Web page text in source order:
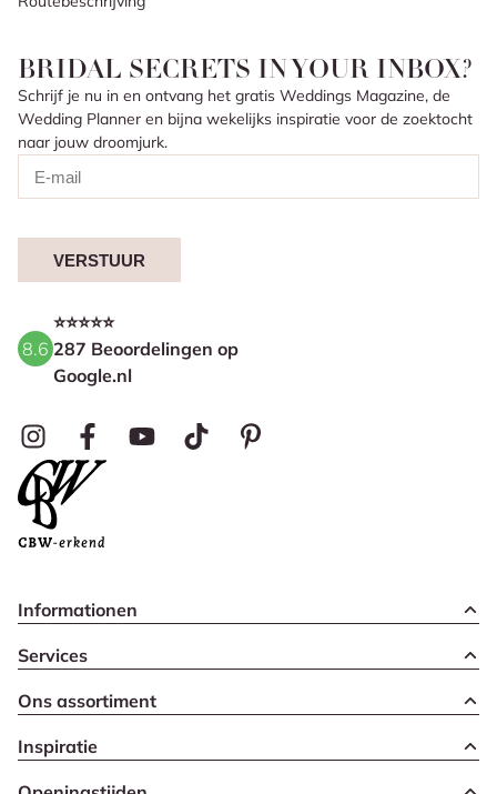
BRIDAL SECRETS IN YOUR INBOX?
Schrijf je nu in en ontvang het gratis Weddings Magazine, de
Wedding Planner en bijna wekelijks inspiratie voor de zoektocht
naar jouw droomjurk.
VERSTUUR
8.6
⭐⭐⭐⭐⭐
287 Beoordelingen op
Google.nl
Informationen
Services
Ons assortiment
Inspiratie